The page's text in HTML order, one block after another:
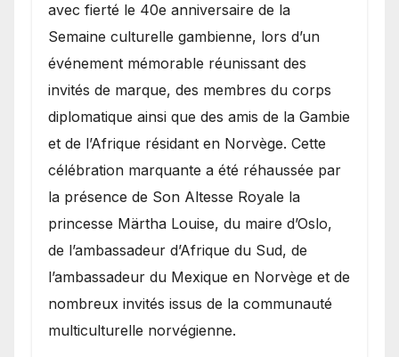
avec fierté le 40e anniversaire de la
Semaine culturelle gambienne, lors d’un
événement mémorable réunissant des
invités de marque, des membres du corps
diplomatique ainsi que des amis de la Gambie
et de l’Afrique résidant en Norvège. Cette
célébration marquante a été réhaussée par
la présence de Son Altesse Royale la
princesse Märtha Louise, du maire d’Oslo,
de l’ambassadeur d’Afrique du Sud, de
l’ambassadeur du Mexique en Norvège et de
nombreux invités issus de la communauté
multiculturelle norvégienne.